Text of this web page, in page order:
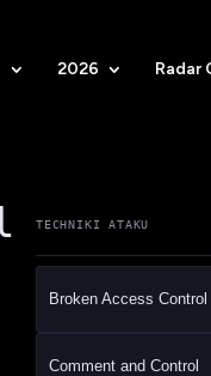
2026 Radar
TECHNIKI ATAKU
Broken Access Control
Comment and Control